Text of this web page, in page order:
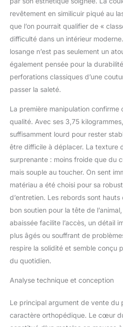
revêtement en similicuir piqué au
que l’on pourrait qualifier de «
difficulté dans un intérieur
losange n’est pas seulement un
également pensée pour la
perforations classiques d’une
passer la saleté.
La première manipulation confirme
qualité. Avec ses 3,75
suffisamment lourd pour rester
être difficile à déplacer. La texture
surprenante : moins froide que du
mais souple au toucher. On sent
matériau a été choisi pour sa
d’entretien. Les rebords sont
bon soutien pour la tête de
abaissée facilite l’accès, un détail
plus âgés ou souffrant de
respire la solidité et semble conçu
du quotidien.
Analyse technique et conception
Le principal argument de vente du
caractère orthopédique. Le cœur